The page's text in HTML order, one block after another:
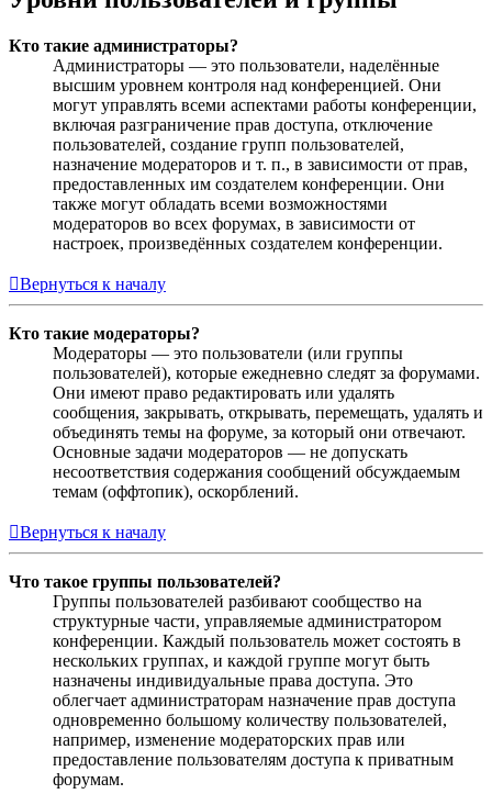
Кто такие администраторы?
Администраторы — это пользователи, наделённые
высшим уровнем контроля над конференцией. Они
могут управлять всеми аспектами работы конференции,
включая разграничение прав доступа, отключение
пользователей, создание групп пользователей,
назначение модераторов и т. п., в зависимости от прав,
предоставленных им создателем конференции. Они
также могут обладать всеми возможностями
модераторов во всех форумах, в зависимости от
настроек, произведённых создателем конференции.
Вернуться к началу
Кто такие модераторы?
Модераторы — это пользователи (или группы
пользователей), которые ежедневно следят за форумами.
Они имеют право редактировать или удалять
сообщения, закрывать, открывать, перемещать, удалять и
объединять темы на форуме, за который они отвечают.
Основные задачи модераторов — не допускать
несоответствия содержания сообщений обсуждаемым
темам (оффтопик), оскорблений.
Вернуться к началу
Что такое группы пользователей?
Группы пользователей разбивают сообщество на
структурные части, управляемые администратором
конференции. Каждый пользователь может состоять в
нескольких группах, и каждой группе могут быть
назначены индивидуальные права доступа. Это
облегчает администраторам назначение прав доступа
одновременно большому количеству пользователей,
например, изменение модераторских прав или
предоставление пользователям доступа к приватным
форумам.